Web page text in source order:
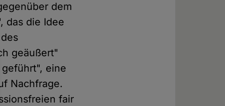
dem
das die Idee
geäußert"
eine
Nachfrage.
fair